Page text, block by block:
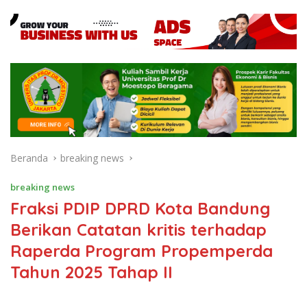
Beranda breaking news
breaking news
Fraksi PDIP DPRD Kota Bandung
Berikan Catatan kritis terhadap
Raperda Program Propemperda
Tahun 2025 Tahap II